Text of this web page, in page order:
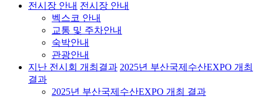
전시장 안내 전시장 안내
벡스코 안내
교통 및 주차안내
숙박안내
관광안내
지난 전시회 개최결과 2025년 부산국제수산EXPO 개최
결과
2025년 부산국제수산EXPO 개최 결과